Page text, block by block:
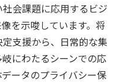
会課題に応用するビジ
を示唆しています。将
支援から、日常的な集
にわたるシーンでの応
ータのプライバシー保